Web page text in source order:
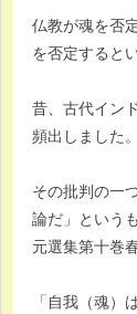
仏教が魂を否
を否定すると
昔、古代イン
頻出しました。
その批判の一
論だ」という
元選集第十巻
「自我（魂）